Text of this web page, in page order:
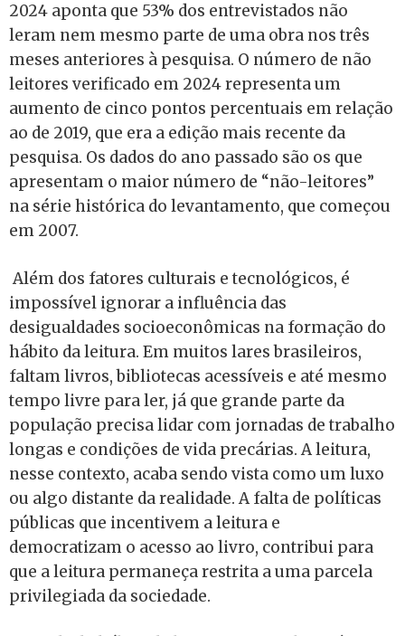
2024 aponta que 53% dos entrevistados não
leram nem mesmo parte de uma obra nos três
meses anteriores à pesquisa. O número de não
leitores verificado em 2024 representa um
aumento de cinco pontos percentuais em relação
ao de 2019, que era a edição mais recente da
pesquisa. Os dados do ano passado são os que
apresentam o maior número de “não-leitores”
na série histórica do levantamento, que começou
em 2007.
Além dos fatores culturais e tecnológicos, é
impossível ignorar a influência das
desigualdades socioeconômicas na formação do
hábito da leitura. Em muitos lares brasileiros,
faltam livros, bibliotecas acessíveis e até mesmo
tempo livre para ler, já que grande parte da
população precisa lidar com jornadas de trabalho
longas e condições de vida precárias. A leitura,
nesse contexto, acaba sendo vista como um luxo
ou algo distante da realidade. A falta de políticas
públicas que incentivem a leitura e
democratizam o acesso ao livro, contribui para
que a leitura permaneça restrita a uma parcela
privilegiada da sociedade.